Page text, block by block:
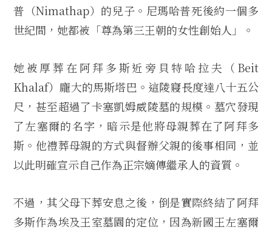
普（Nimathap）的兒子。尼瑪哈普死後約一個多
世紀間，她都被「尊為第三王朝的女性創始人」。
她被厚葬在阿拜多斯近旁貝特哈拉夫（Beit
Khalaf）龐大的馬斯塔巴。這陵寢長度達八十五公
尺，甚至超過了卡塞凱姆威陵墓的規模。墓穴發現
了左塞爾的名字，暗示是他將母親葬在了阿拜多
斯。他禮葬母親的方式與督辦父親的後事相同，並
以此明確宣示自己作為正宗嫡傳繼承人的資質。
不過，其父母下葬安息之後，倒是實際終結了阿拜
多斯作為埃及王室墓園的定位，因為新國王左塞爾